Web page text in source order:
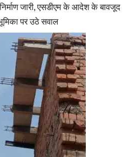
जारी, एसडीएम के आदेश के बावजूद
पर उठे सवाल